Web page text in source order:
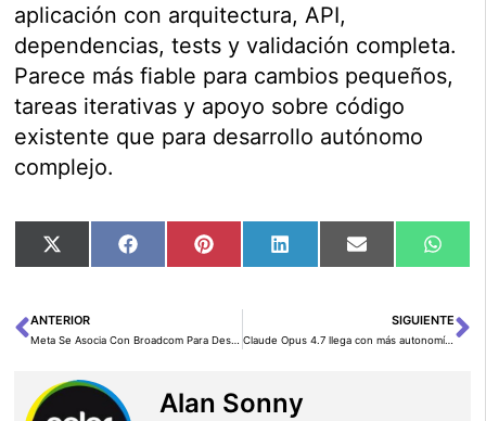
aplicación con arquitectura, API,
dependencias, tests y validación completa.
Parece más fiable para cambios pequeños,
tareas iterativas y apoyo sobre código
existente que para desarrollo autónomo
complejo.
Compartir
en
X
(Twitter)
Compartir
en
FacebookCompartir
en
PinterestCompartir
en
LinkedInCompartir
en
Email
en
Ant
ANTERIOR SIGUIENTE
Claude Opus 4.7 llega con más autonomía para programar y revisar código
Alan Sonny